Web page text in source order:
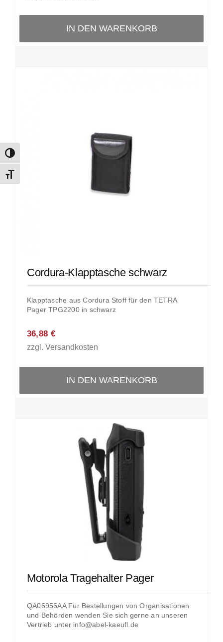
Toggle High Contrast
Toggle Font size
IN DEN WARENKORB
Cordura-Klapptasche schwarz
Klapptasche aus Cordura Stoff für den TETRA
Pager TPG2200 in schwarz
36,88 €
zzgl. Versandkosten
IN DEN WARENKORB
Motorola Tragehalter Pager
QA06956AA Für Bestellungen von Organisationen
und Behörden wenden Sie sich gerne an unseren
Vertrieb unter info@abel-kaeufl.de